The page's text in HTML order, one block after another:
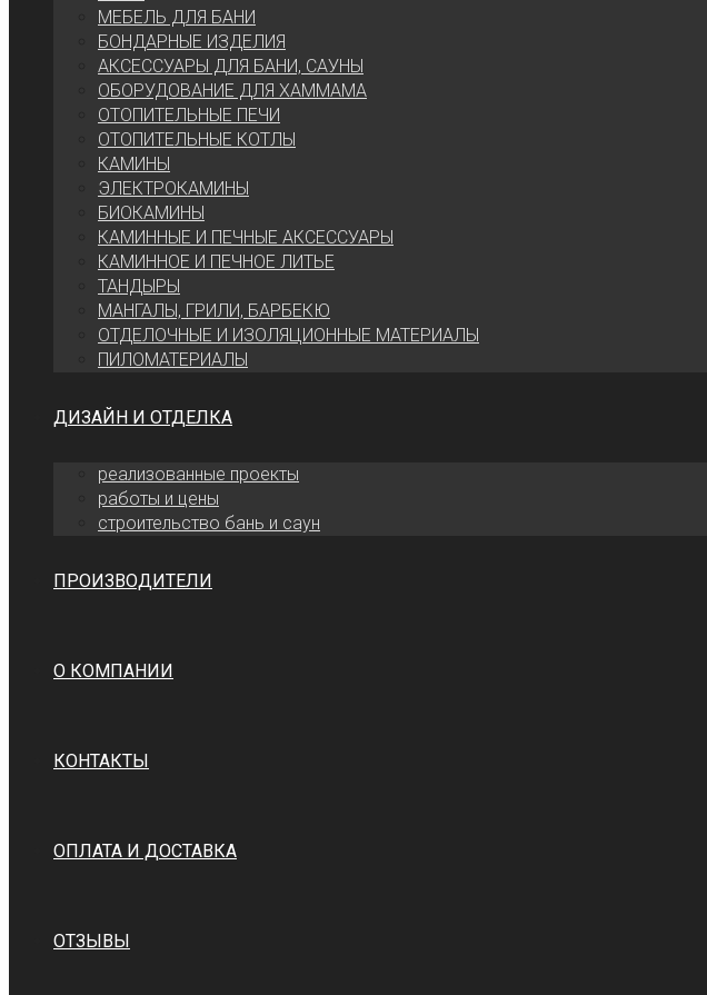
МЕБЕЛЬ ДЛЯ БАНИ
БОНДАРНЫЕ ИЗДЕЛИЯ
АКСЕССУАРЫ ДЛЯ БАНИ, САУНЫ
ОБОРУДОВАНИЕ ДЛЯ ХАММАМА
ОТОПИТЕЛЬНЫЕ ПЕЧИ
ОТОПИТЕЛЬНЫЕ КОТЛЫ
КАМИНЫ
ЭЛЕКТРОКАМИНЫ
БИОКАМИНЫ
КАМИННЫЕ И ПЕЧНЫЕ АКСЕССУАРЫ
КАМИННОЕ И ПЕЧНОЕ ЛИТЬЕ
ТАНДЫРЫ
МАНГАЛЫ, ГРИЛИ, БАРБЕКЮ
ОТДЕЛОЧНЫЕ И ИЗОЛЯЦИОННЫЕ МАТЕРИАЛЫ
ПИЛОМАТЕРИАЛЫ
ДИЗАЙН И ОТДЕЛКА
реализованные проекты
работы и цены
cтроительство бань и саун
ПРОИЗВОДИТЕЛИ
О КОМПАНИИ
КОНТАКТЫ
ОПЛАТА И ДОСТАВКА
ОТЗЫВЫ